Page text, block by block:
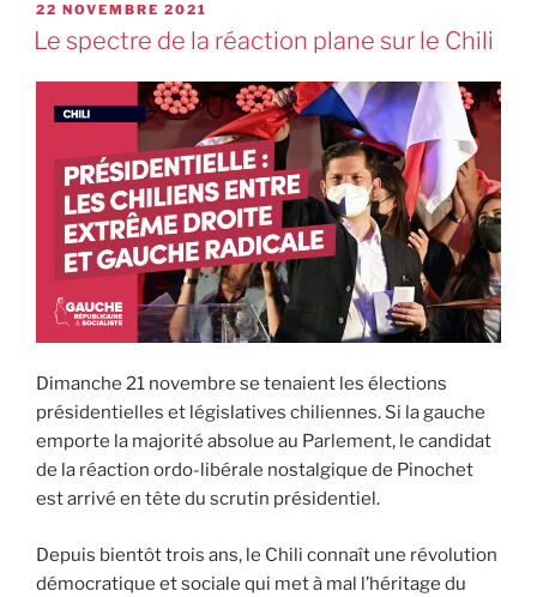
22 NOVEMBRE 2021
Le spectre de la réaction plane sur le Chili
Dimanche 21 novembre se tenaient les élections
présidentielles et législatives chiliennes. Si la gauche
emporte la majorité absolue au Parlement, le candidat
de la réaction ordo-libérale nostalgique de Pinochet
est arrivé en tête du scrutin présidentiel.
Depuis bientôt trois ans, le Chili connaît une révolution
démocratique et sociale qui met à mal l’héritage du